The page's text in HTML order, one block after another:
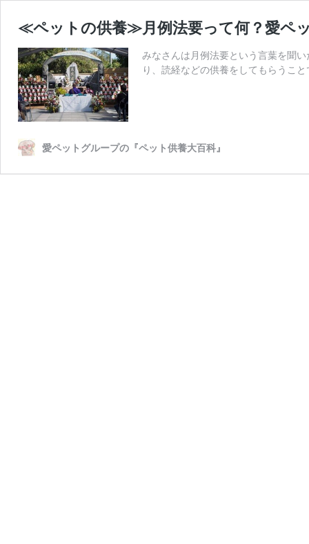
≪ペットの供養≫月例法要って何？愛ペ
みなさんは月例法要という言葉を聞
り、読経などの供養をしてもらうこ
愛ペットグループの『ペット供養大百科』